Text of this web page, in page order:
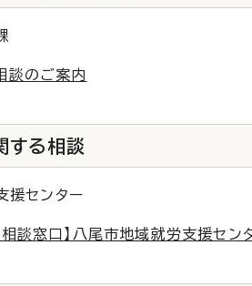
談のご案内
する相談
援センター
相談窓口】八尾市地域就労支援セン